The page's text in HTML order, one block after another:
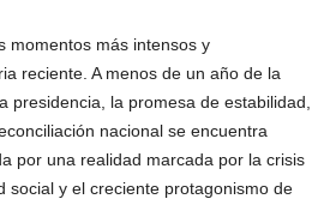
momentos más intensos y
reciente. A menos de un año de la
presidencia, la promesa de estabilidad,
nacional se encuentra
por una realidad marcada por la crisis
social y el creciente protagonismo de